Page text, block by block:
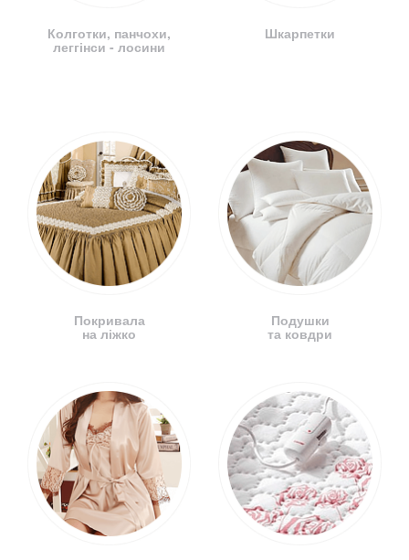
Колготки, панчохи,
леггінси - лосини
Шкарпетки
Покривала
на ліжко
Подушки
та ковдри